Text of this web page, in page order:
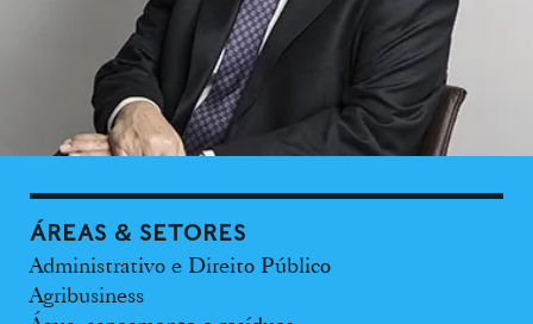
ÁREAS & SETORES
Administrativo e Direito Público
Agribusiness